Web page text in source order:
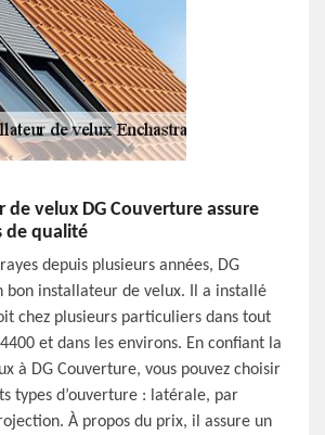
de velux DG Couverture assure
de qualité
depuis plusieurs années, DG
bon installateur de velux. Il a installé
chez plusieurs particuliers dans tout
et dans les environs. En confiant la
à DG Couverture, vous pouvez choisir
types d’ouverture : latérale, par
À propos du prix, il assure un